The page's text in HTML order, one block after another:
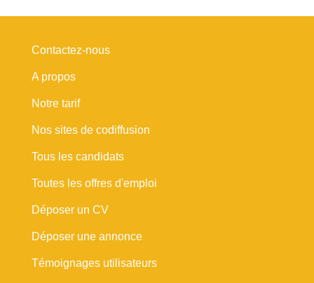
Contactez-nous
A propos
Notre tarif
Nos sites de codiffusion
Tous les candidats
Toutes les offres d'emploi
Déposer un CV
Déposer une annonce
Témoignages utilisateurs